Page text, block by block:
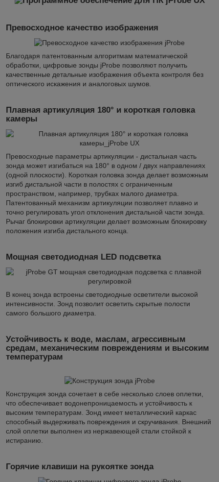
Превосходное качество изображения
Благодаря патентованным алгоритмам математической
обработки, цифровые зонды jProbe позволяют получить
качественные детальные изображения объекта контроля без
оптического искажения и аналоговых шумов.
Плавная артикуляция 180° и короткая головка
камеры
Превосходные параметры артикуляции - дистальная часть
зонда может изгибаться на 180° в одном / двух направлениях
(одной плоскости). Короткая головка зонда делает возможным
изгиб дистальной части в полостях с ограниченным
пространством, например, трубках малого диаметра.
Патентованный механизм артикуляции позволяет плавно и
точно регулировать угол отклонения дистальной части зонда.
Рычаг блокировки артикуляции делает возможным блокировку
положения изгиба дистального конца.
Мощная светодиодная LED подсветка
В конец зонда встроены светодиодные осветители высокой
интенсивности. Зонд позволит осветить скрытые полости
самого большого диаметра.
Устойчивость к воде, маслам, агрессивным
средам, механическим повреждениям и высоким
температурам
Конструкция зонда сочетает в себе несколько слоев оплетки,
что обеспечивает водонепроницаемость и устойчивость к
высоким температурам. Зонд имеет металлический каркас
способный выдерживать повреждения и скручивания. Внешний
слой оплетки выполнен из нержавеющей стали стойкой к
истиранию.
Горячие клавиши на рукоятке зонда